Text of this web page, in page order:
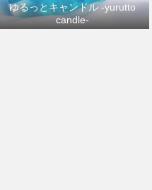
ゆるっとキャンドル -yurutto
candle-